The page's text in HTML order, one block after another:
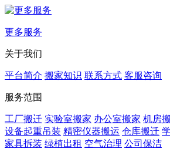
更多服务
关于我们
平台简介 搬家知识 联系方式 客服咨询
服务范围
工厂搬迁 实验室搬家 办公室搬家 机房
设备起重吊装 精密仪器搬运 仓库搬迁
家具拆装 绿植出租 空气治理 公司保洁